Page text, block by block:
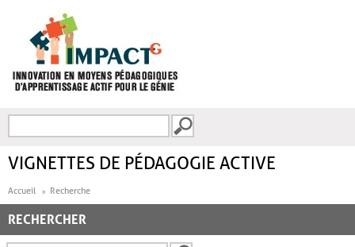
FORMULAIRE DE
VIGNETTES DE PÉDAGOGIE ACTIVE
Accueil Recherche
RECHERCHER